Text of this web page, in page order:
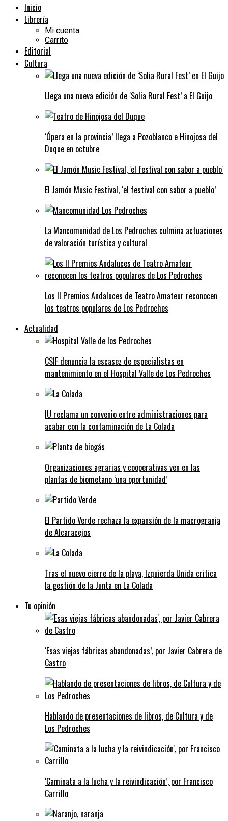
Inicio
Librería
Mi cuenta
Carrito
Editorial
Cultura
Llega una nueva edición de ‘Solia Rural Fest’ a El Guijo
‘Ópera en la provincia’ llega a Pozoblanco e Hinojosa del
Duque en octubre
El Jamón Music Festival, ‘el festival con sabor a pueblo’
La Mancomunidad de Los Pedroches culmina actuaciones
de valoración turística y cultural
Los II Premios Andaluces de Teatro Amateur reconocen
los teatros populares de Los Pedroches
Actualidad
CSIF denuncia la escasez de especialistas en
mantenimiento en el Hospital Valle de Los Pedroches
IU reclama un convenio entre administraciones para
acabar con la contaminación de La Colada
Organizaciones agrarias y cooperativas ven en las
plantas de biometano ‘una oportunidad’
El Partido Verde rechaza la expansión de la macrogranja
de Alcaracejos
Tras el nuevo cierre de la playa, Izquierda Unida critica
la gestión de la Junta en La Colada
Tu opinión
‘Esas viejas fábricas abandonadas’, por Javier Cabrera de
Castro
Hablando de presentaciones de libros, de Cultura y de
Los Pedroches
‘Caminata a la lucha y la reivindicación’, por Francisco
Carrillo